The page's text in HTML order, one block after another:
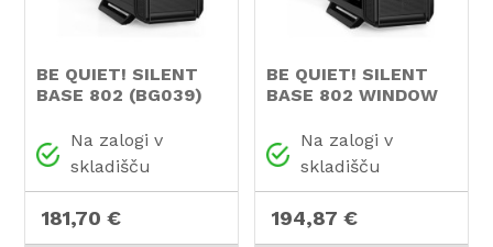
BE QUIET! SILENT
BASE 802 (BG039)
Na zalogi v
skladišču
181,70 €
BE QUIET! SILENT
BASE 802 WINDOW
črno ohišje
Na zalogi v
skladišču
194,87 €